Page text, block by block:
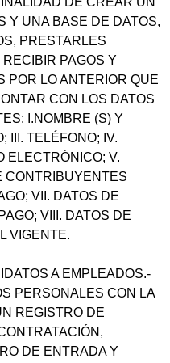
Y UNA BASE DE DATOS,
PRESTARLES
PAGOS Y
POR LO ANTERIOR QUE
CON LOS DATOS
I.NOMBRE (S) Y
III. TELÉFONO; IV.
ELECTRÓNICO; V.
CONTRIBUYENTES
VII. DATOS DE
VIII. DATOS DE
VIGENTE.
A EMPLEADOS.-
PERSONALES CON LA
REGISTRO DE
DE ENTRADA Y